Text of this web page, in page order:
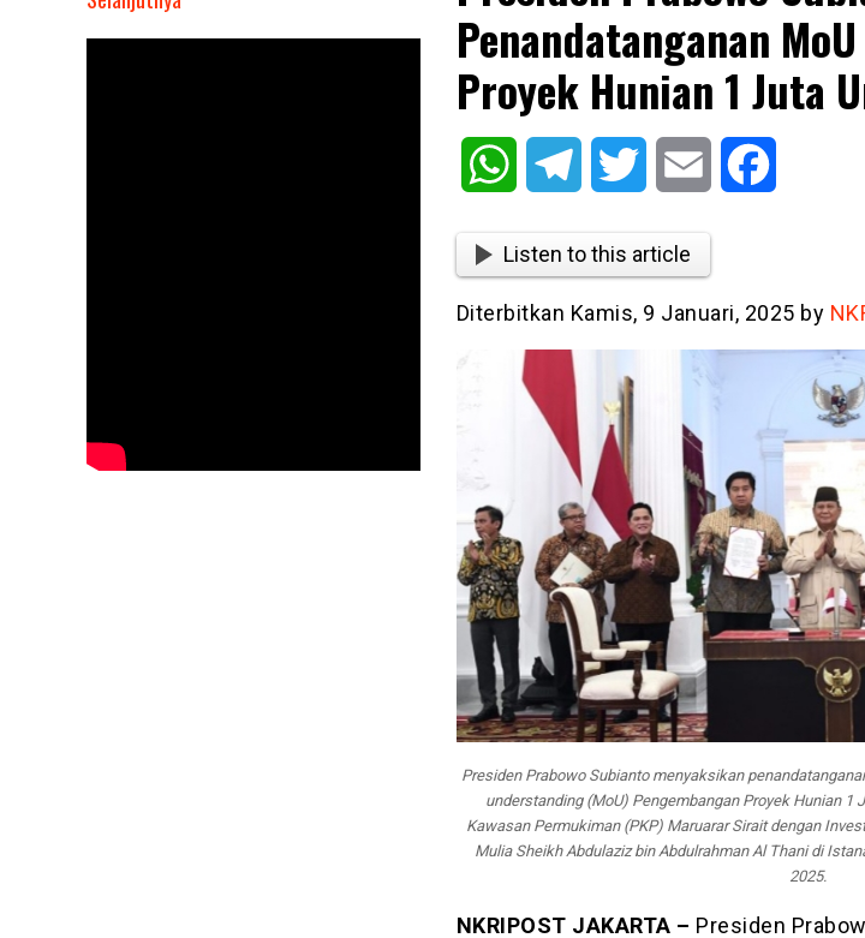
Penandatanganan
Proyek Hunian 1 Juta
WhatsAppTelegram Twitter Email
Listen to this article
Diterbitkan Kamis, 9 Januari, 2025 by
Presiden Prabowo Subianto menyaksikan
understanding (MoU) Pengembangan Proyek Hunian 1
Kawasan Permukiman (PKP) Maruarar Sirait dengan
Mulia Sheikh Abdulaziz bin Abdulrahman Al Thani di
2025.
NKRIPOST JAKARTA – Presiden